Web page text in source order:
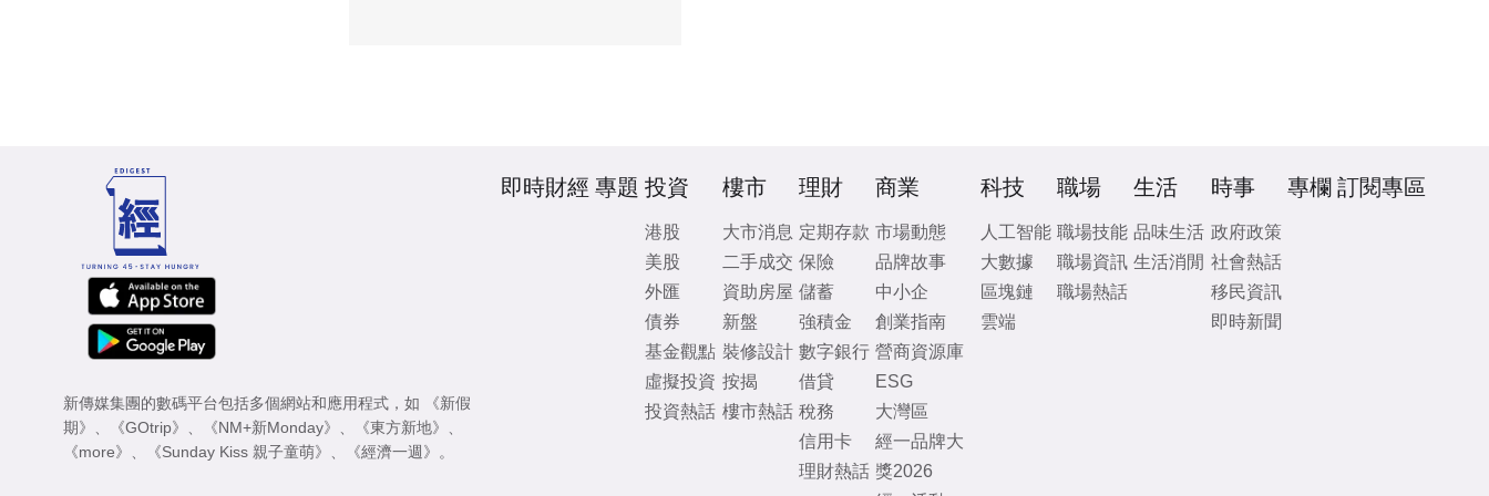
新傳媒集團的數碼平台包括多個網站和應用程式，如
《新假
期》
《GOtrip》 《NM+新Monday》 《東方新地》
《more》
《Sunday Kiss 親子童萌》 《經濟一週》 。
即時財經 專題 投資
港股
美股
外匯
債券
基金觀點
虛擬投資
投資熱話
樓市
大市消息
二手成交
資助房屋
新盤
裝修設計
按揭
樓市熱話
理財
定期存款
保險
儲蓄
強積金
數字銀行
借貸
稅務
信用卡
理財熱話
商業
市場動態
品牌故事
中小企
創業指南
營商資源庫
ESG
大灣區
經一品牌大
獎2026
科技
人工智能
大數據
區塊鏈
雲端
職場
職場技能
職場資訊
職場熱話
生活
品味生活
生活消閒
時事
政府政策
社會熱話
移民資訊
即時新聞
專欄 訂閱專區